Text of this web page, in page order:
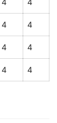
4 4
4 4
4 4
4 4